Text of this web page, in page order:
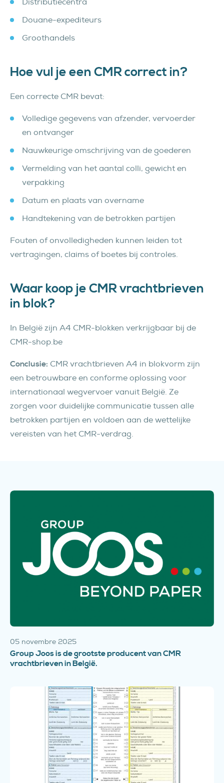
Douane-expediteurs
Groothandels
Hoe vul je een CMR correct in?
Een correcte CMR bevat:
Volledige gegevens van afzender, vervoerder
en ontvanger
Nauwkeurige omschrijving van de goederen
Vermelding van het aantal colli, gewicht en
verpakking
Datum en plaats van overname
Handtekening van de betrokken partijen
Fouten of onvolledigheden kunnen leiden tot
vertragingen, claims of boetes bij controles.
Waar koop je CMR vrachtbrieven
in blok?
In België zijn A4 CMR-blokken verkrijgbaar bij de
CMR-shop.be
Conclusie: CMR vrachtbrieven A4 in blokvorm zijn
een betrouwbare en conforme oplossing voor
internationaal wegvervoer vanuit België. Ze
zorgen voor duidelijke communicatie tussen alle
betrokken partijen en voldoen aan de wettelijke
vereisten van het CMR-verdrag.
05 novembre 2025
Group Joos is de grootste producent van CMR
vrachtbrieven in België.